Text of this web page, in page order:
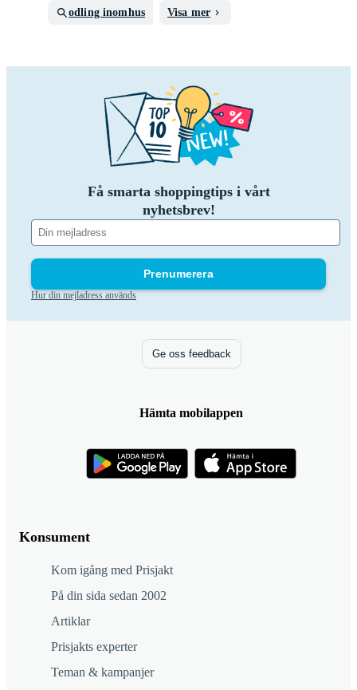
odling inomhus Visa mer
Få smarta shoppingtips i vårt
nyhetsbrev!
Prenumerera
Hur din mejladress används
Konsument
Kom igång med Prisjakt
På din sida sedan 2002
Artiklar
Prisjakts experter
Teman & kampanjer
Ge oss feedback
Hämta mobilappen